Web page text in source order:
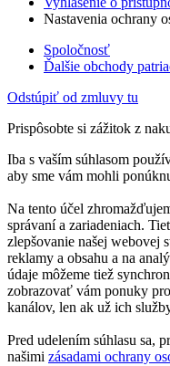
Nastavenia ochrany
Spoločnosť
Ďalšie obchody
Odstúpiť od zmluvy tu
Prispôsobte si zážitok z
Iba s vaším súhlasom
aby sme vám mohli
Na tento účel
správaní a zariadeniach.
zlepšovanie našej webovej
reklamy a obsahu a na
údaje môžeme tiež
zobrazovať vám ponuky
kanálov, len ak už ich
Pred udelením súhlasu sa,
našimi zásadami ochrany